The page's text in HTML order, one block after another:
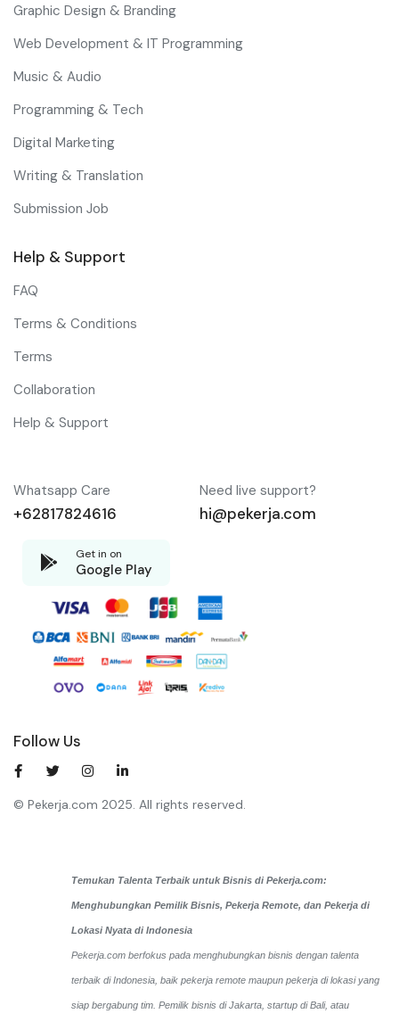
Graphic Design & Branding
Web Development & IT Programming
Music & Audio
Programming & Tech
Digital Marketing
Writing & Translation
Submission Job
Help & Support
FAQ
Terms & Conditions
Terms
Collaboration
Help & Support
Whatsapp Care
+62817824616
Need live support?
hi@pekerja.com
Get in on
Google Play
Follow Us
© Pekerja.com 2025. All rights reserved.
Temukan Talenta Terbaik untuk Bisnis di Pekerja.com:
Menghubungkan Pemilik Bisnis, Pekerja Remote, dan Pekerja di
Lokasi Nyata di Indonesia
Pekerja.com berfokus pada menghubungkan bisnis dengan talenta
terbaik di Indonesia, baik pekerja remote maupun pekerja di lokasi yang
siap bergabung tim. Pemilik bisnis di Jakarta, startup di Bali, atau